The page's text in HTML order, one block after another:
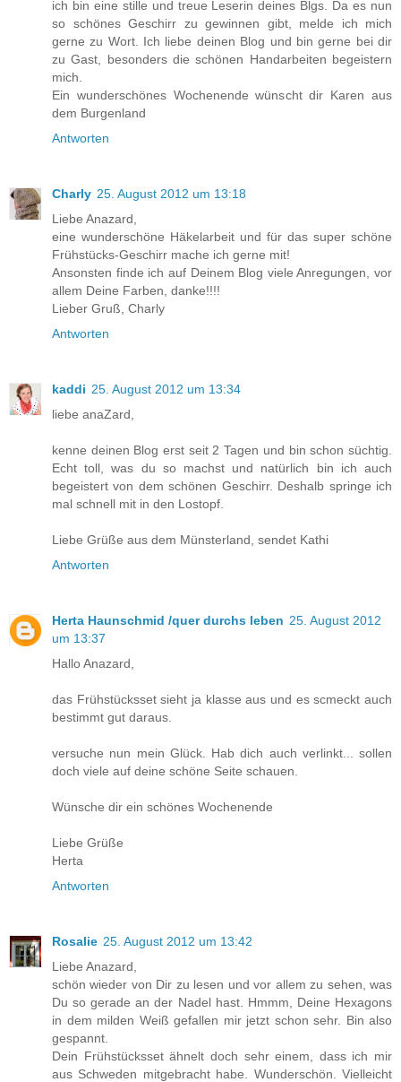
ich bin eine stille und treue Leserin deines Blgs. Da es nun
so schönes Geschirr zu gewinnen gibt, melde ich mich
gerne zu Wort. Ich liebe deinen Blog und bin gerne bei dir
zu Gast, besonders die schönen Handarbeiten begeistern
mich.
Ein wunderschönes Wochenende wünscht dir Karen aus
dem Burgenland
Antworten
Charly 25. August 2012 um 13:18
Liebe Anazard,
eine wunderschöne Häkelarbeit und für das super schöne
Frühstücks-Geschirr mache ich gerne mit!
Ansonsten finde ich auf Deinem Blog viele Anregungen, vor
allem Deine Farben, danke!!!!
Lieber Gruß, Charly
Antworten
kaddi 25. August 2012 um 13:34
liebe anaZard,
kenne deinen Blog erst seit 2 Tagen und bin schon süchtig.
Echt toll, was du so machst und natürlich bin ich auch
begeistert von dem schönen Geschirr. Deshalb springe ich
mal schnell mit in den Lostopf.
Liebe Grüße aus dem Münsterland, sendet Kathi
Antworten
Herta Haunschmid /quer durchs leben 25. August 2012
um 13:37
Hallo Anazard,
das Frühstücksset sieht ja klasse aus und es scmeckt auch
bestimmt gut daraus.
versuche nun mein Glück. Hab dich auch verlinkt... sollen
doch viele auf deine schöne Seite schauen.
Wünsche dir ein schönes Wochenende
Liebe Grüße
Herta
Antworten
Rosalie 25. August 2012 um 13:42
Liebe Anazard,
schön wieder von Dir zu lesen und vor allem zu sehen, was
Du so gerade an der Nadel hast. Hmmm, Deine Hexagons
in dem milden Weiß gefallen mir jetzt schon sehr. Bin also
gespannt.
Dein Frühstücksset ähnelt doch sehr einem, dass ich mir
aus Schweden mitgebracht habe. Wunderschön. Vielleicht